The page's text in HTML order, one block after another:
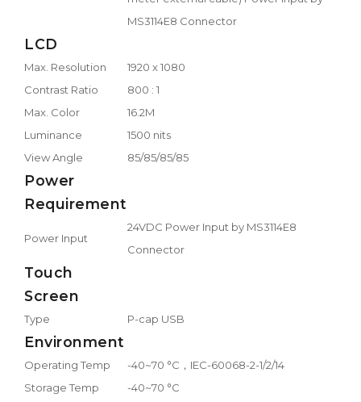
MS3114E8 Connector
LCD
Max. Resolution
1920 x 1080
Contrast Ratio
800 : 1
Max. Color
16.2M
Luminance
1500 nits
View Angle
85/85/85/85
Power
Requirement
Power Input
24VDC Power Input by MS3114E8
Connector
Touch
Screen
Type P-cap USB
Environment
Operating Temp
-40~70 °C，IEC-60068-2-1/2/14
Storage Temp
-40~70 °C